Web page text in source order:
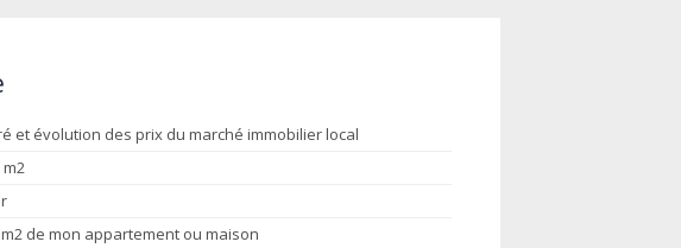
et évolution des prix du marché immobilier local
de mon appartement ou maison